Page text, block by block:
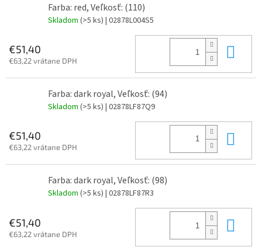
Farba: red, Veľkosť: (110)
Skladom (>5 ks) | 02878L004S5
€51,40
€63,22 vrátane DPH
Farba: dark royal, Veľkosť: (94)
Skladom (>5 ks) | 02878LF87Q9
€51,40
€63,22 vrátane DPH
Farba: dark royal, Veľkosť: (98)
Skladom (>5 ks) | 02878LF87R3
€51,40
€63,22 vrátane DPH